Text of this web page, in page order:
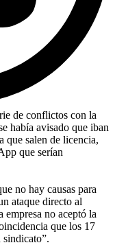
de conflictos con la
había avisado que iban
que salen de licencia,
que serían
no hay causas para
ataque directo al
no aceptó la
que los 17
sindicato”.